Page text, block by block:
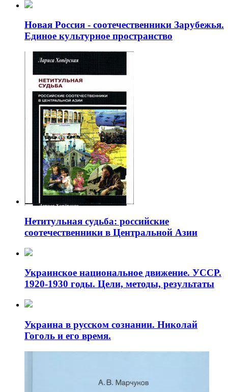
Новая Россия - соотечественники Зарубежья.
Единое культурное пространство
Нетитульная судьба: российские
соотечественники в Центральной Азии
Украинское национальное движение. УССР.
1920-1930 годы. Цели, методы, результаты
Украина в русском сознании. Николай
Гоголь и его время.